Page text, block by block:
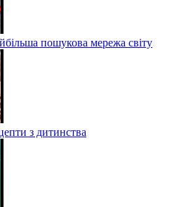
пошукова мережа світу
з дитинства